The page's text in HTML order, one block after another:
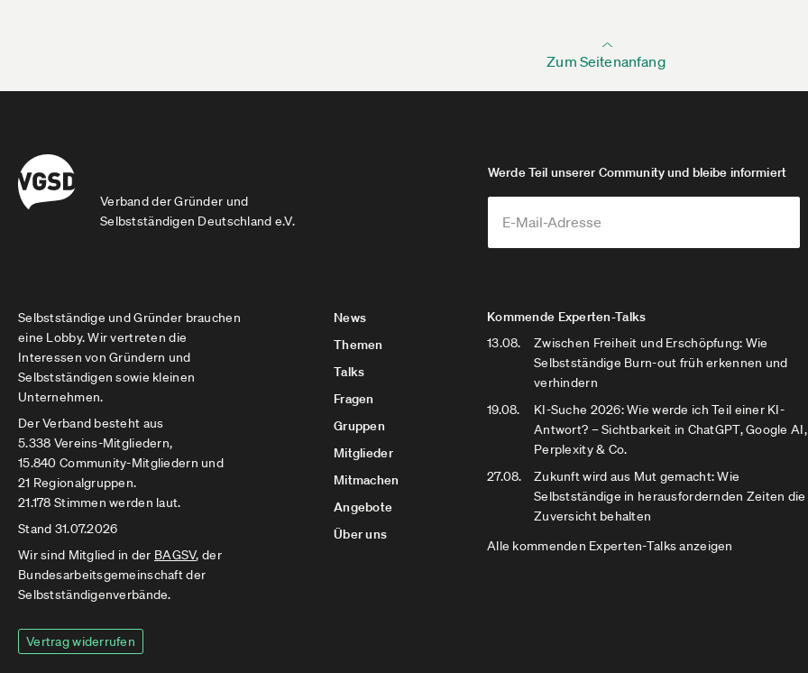
Zum Seitenanfang
Verband der Gründer und
Selbstständigen Deutschland e.V.
Werde Teil unserer Community und bleibe informiert
Selbstständige und Gründer brauchen
eine Lobby. Wir vertreten die
Interessen von Gründern und
Selbstständigen sowie kleinen
Unternehmen.
Der Verband besteht aus
5.338 Vereins-Mitgliedern,
15.840 Community-Mitgliedern und
21 Regionalgruppen.
21.178 Stimmen werden laut.
Stand 31.07.2026
Wir sind Mitglied in der BAGSV, der
Bundesarbeitsgemeinschaft der
Selbstständigenverbände.
Vertrag widerrufen
News
Themen
Talks
Fragen
Gruppen
Mitglieder
Mitmachen
Angebote
Über uns
Kommende Experten-Talks
13.08.
Zwischen Freiheit und Erschöpfung: Wie
Selbstständige Burn-out früh erkennen und
verhindern
19.08.
KI-Suche 2026: Wie werde ich Teil einer KI-
Antwort? – Sichtbarkeit in ChatGPT, Google AI,
Perplexity & Co.
27.08.
Zukunft wird aus Mut gemacht: Wie
Selbstständige in herausfordernden Zeiten die
Zuversicht behalten
Alle kommenden Experten-Talks anzeigen